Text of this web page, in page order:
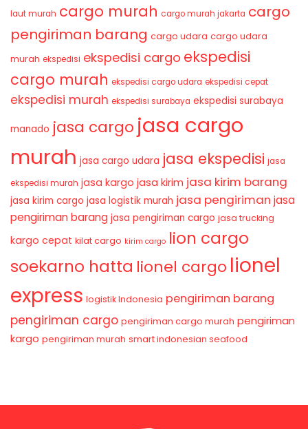
laut murah cargo murah cargo murah jakarta cargo
pengiriman barang cargo udara cargo udara
murah ekspedisi ekspedisi cargo ekspedisi
cargo murah ekspedisi cargo udara ekspedisi cepat
ekspedisi murah ekspedisi surabaya ekspedisi surabaya
manado jasa cargo jasa cargo
murah jasa cargo udara jasa ekspedisi jasa
ekspedisi murah jasa kargo jasa kirim jasa kirim barang
jasa kirim cargo jasa logistik murah jasa pengiriman jasa
pengiriman barang jasa pengiriman cargo jasa trucking
kargo cepat kilat cargo kirim cargo lion cargo
soekarno hatta lionel cargo lionel
express logistik Indonesia pengiriman barang
pengiriman cargo pengiriman cargo murah pengiriman
kargo pengiriman murah smart indonesian seafood